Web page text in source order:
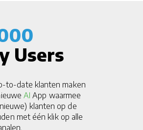
Users​​​​​​​
to-date klanten maken
AI App waarmee
klanten op de
met één klik op alle